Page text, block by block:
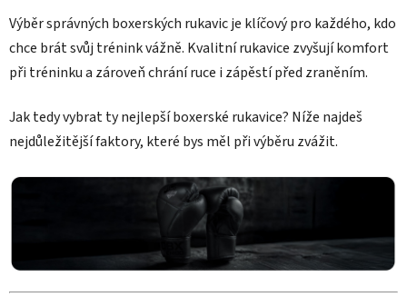
Výběr správných boxerských rukavic je klíčový pro každého, kdo
chce brát svůj trénink vážně. Kvalitní rukavice zvyšují komfort
při tréninku a zároveň chrání ruce i zápěstí před zraněním.
Jak tedy vybrat ty nejlepší boxerské rukavice? Níže najdeš
nejdůležitější faktory, které bys měl při výběru zvážit.